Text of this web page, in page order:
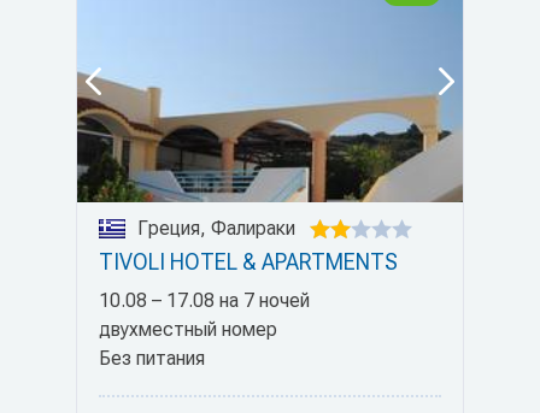
Греция, Фалираки
TIVOLI HOTEL & APARTMENTS
10.08 – 17.08 на 7 ночей
двухместный номер
Без питания